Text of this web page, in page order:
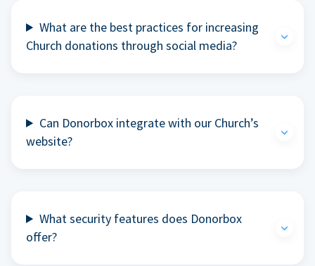
What are the best practices for increasing
Church donations through social media?
Can Donorbox integrate with our Church’s
website?
What security features does Donorbox
offer?